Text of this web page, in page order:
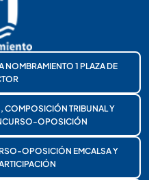
NOMBRAMIENTO 1 PLAZA DE
COMPOSICIÓN TRIBUNAL Y
OPOSICIÓN
OPOSICIÓN EMCALSA Y